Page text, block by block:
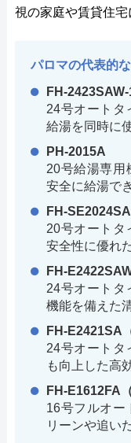
視の家庭や賃貸住宅
パロマの代表的
FH-2423SAW-
24号オートタ
給湯を同時に
PH-2015A
20号給湯専用
安全に給湯で
FH-SE2024SA
20号オートタ
安全性に優れ
FH-
24号オートタ
機能を備えた
FH-E2421SA
24号オートタ
も向上した高
FH-E1612FA
16号フルオー
リーンや追い